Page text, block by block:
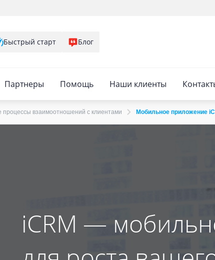
Быстрый старт Блог
Партнеры Помощь Наши клиенты
процессы взаимоотношений с клиентами Мобильное приложение
iCRM —